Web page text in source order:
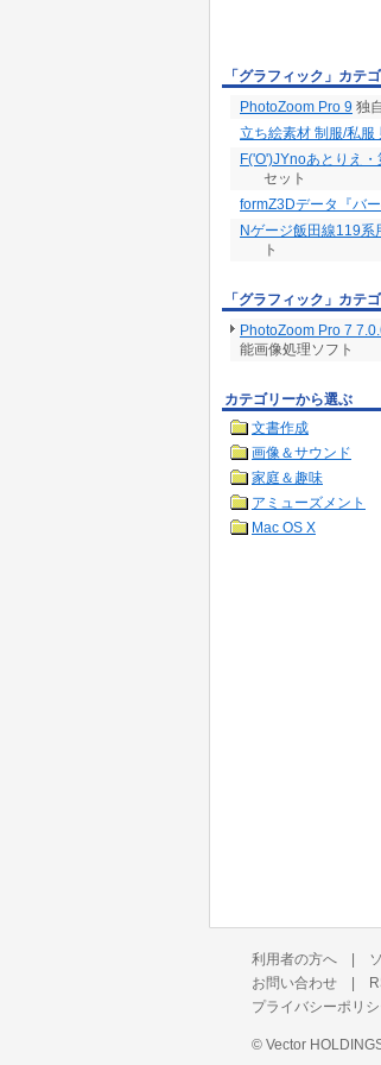
「グラフィック」カテ
PhotoZoom Pro 9 独
立ち絵素材 制服/私服
F('O')JYnoあとりえ
セット
formZ3Dデータ『バ
Nゲージ飯田線119系
ト
「グラフィック」カテ
PhotoZoom Pro 7
能画像処理ソフト
カテゴリーから選ぶ
文書作成
画像＆サウンド
家庭＆趣味
アミューズメント
Mac OS X
利用者の方へ |
お問い合わせ |
プライバシーポリ
© Vector